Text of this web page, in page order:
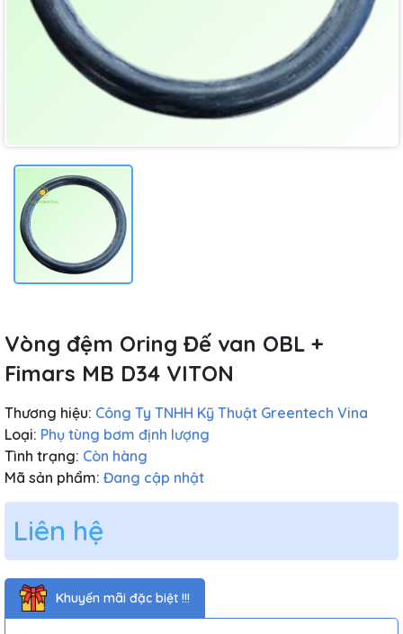
Vòng đệm Oring Đế van OBL +
Fimars MB D34 VITON
Thương hiệu: Công Ty TNHH Kỹ Thuật Greentech Vina
Loại: Phụ tùng bơm định lượng
Tình trạng: Còn hàng
Mã sản phẩm: Đang cập nhật
Liên hệ
Khuyến mãi đặc biệt !!!